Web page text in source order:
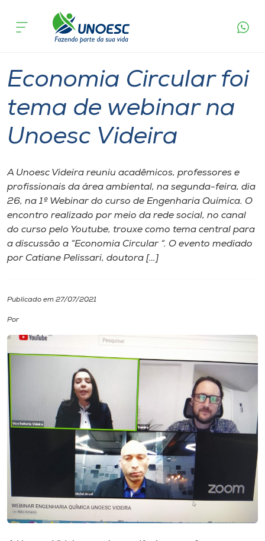
Cursos
Pesquisa
Atendimento ao Estudante
Portal de Ensino
A
Internacionalização
Cultura
CPA
Biblioteca
Editora
Rádio
acontece
Economia Circular foi
tema de webinar na
Unoesc Videira
A Unoesc Videira reuniu acadêmicos, professores e
profissionais da área ambiental, na segunda-feira, dia
26, na 1º Webinar do curso de Engenharia Química. O
encontro realizado por meio da rede social, no canal
do curso pelo Youtube, trouxe como tema central para
a discussão a “Economia Circular “. O evento mediado
por Catiane Pelissari, doutora […]
Publicado em 27/07/2021
Por